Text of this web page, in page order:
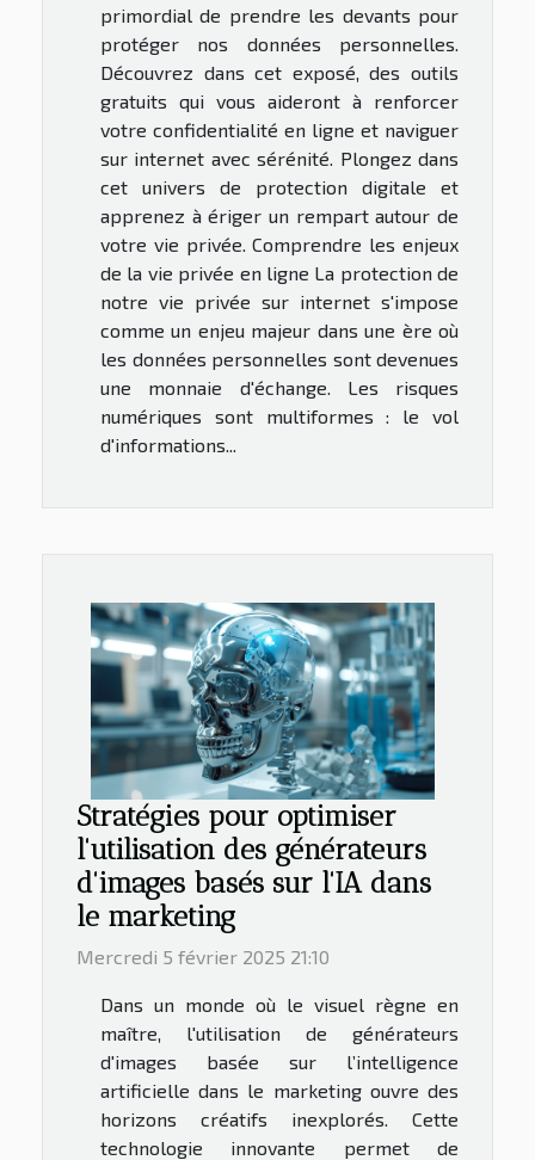
primordial de prendre les devants pour
protéger nos données personnelles.
Découvrez dans cet exposé, des outils
gratuits qui vous aideront à renforcer
votre confidentialité en ligne et naviguer
sur internet avec sérénité. Plongez dans
cet univers de protection digitale et
apprenez à ériger un rempart autour de
votre vie privée. Comprendre les enjeux
de la vie privée en ligne La protection de
notre vie privée sur internet s'impose
comme un enjeu majeur dans une ère où
les données personnelles sont devenues
une monnaie d'échange. Les risques
numériques sont multiformes : le vol
d'informations...
Stratégies pour optimiser
l'utilisation des générateurs
d'images basés sur l'IA dans
le marketing
Mercredi 5 février 2025 21:10
Dans un monde où le visuel règne en
maître, l'utilisation de générateurs
d'images basée sur l’intelligence
artificielle dans le marketing ouvre des
horizons créatifs inexplorés. Cette
technologie innovante permet de